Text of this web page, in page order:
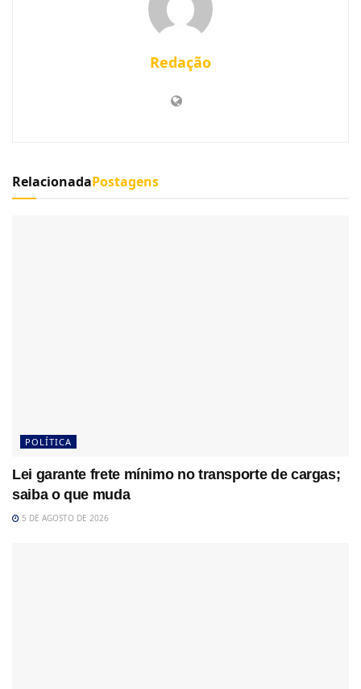
Redação
RelacionadaPostagens
POLÍTICA
Lei garante frete mínimo no transporte de cargas;
saiba o que muda
5 DE AGOSTO DE 2026